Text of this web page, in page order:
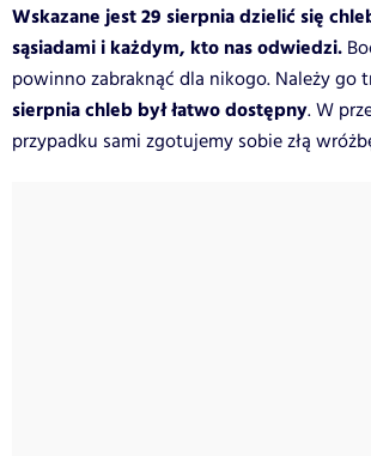
Wskazane jest 29 sierpnia dzielić się
sąsiadami i każdym, kto nas odwiedzi.
powinno zabraknąć dla nikogo. Należy go
sierpnia chleb był łatwo dostępny. W
przypadku sami zgotujemy sobie złą